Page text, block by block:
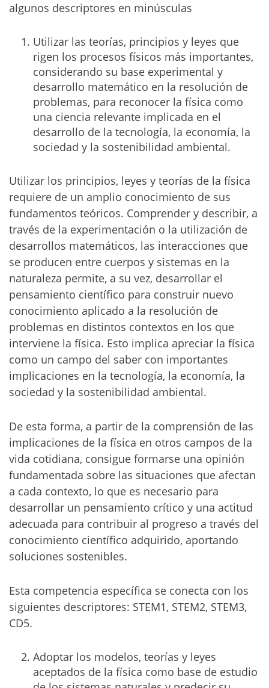
algunos descriptores en minúsculas
Utilizar las teorías, principios y leyes que
rigen los procesos físicos más importantes,
considerando su base experimental y
desarrollo matemático en la resolución de
problemas, para reconocer la física como
una ciencia relevante implicada en el
desarrollo de la tecnología, la economía, la
sociedad y la sostenibilidad ambiental.
Utilizar los principios, leyes y teorías de la física
requiere de un amplio conocimiento de sus
fundamentos teóricos. Comprender y describir, a
través de la experimentación o la utilización de
desarrollos matemáticos, las interacciones que
se producen entre cuerpos y sistemas en la
naturaleza permite, a su vez, desarrollar el
pensamiento científico para construir nuevo
conocimiento aplicado a la resolución de
problemas en distintos contextos en los que
interviene la física. Esto implica apreciar la física
como un campo del saber con importantes
implicaciones en la tecnología, la economía, la
sociedad y la sostenibilidad ambiental.
De esta forma, a partir de la comprensión de las
implicaciones de la física en otros campos de la
vida cotidiana, consigue formarse una opinión
fundamentada sobre las situaciones que afectan
a cada contexto, lo que es necesario para
desarrollar un pensamiento crítico y una actitud
adecuada para contribuir al progreso a través del
conocimiento científico adquirido, aportando
soluciones sostenibles.
Esta competencia específica se conecta con los
siguientes descriptores: STEM1, STEM2, STEM3,
CD5.
Adoptar los modelos, teorías y leyes
aceptados de la física como base de estudio